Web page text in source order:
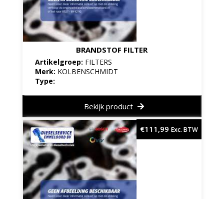
BRANDSTOF FILTER
Artikelgroep: FILTERS
Merk: KOLBENSCHMIDT
Type:
Bekijk product
€111,99 Exc. BTW